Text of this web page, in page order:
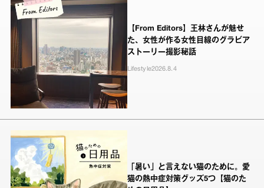
【From Editors】王林さんが魅せ
た、女性が作る女性目線のグラビア
ストーリー撮影秘話
Lifestyle2026.8.4
「暑い」と言えない猫のために。愛
猫の熱中症対策グッズ5つ【猫のた